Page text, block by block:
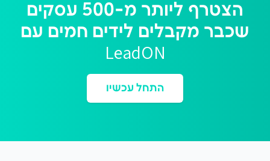
הצטרף ליותר מ-500 עסקים
שכבר מקבלים לידים חמים עם
LeadON
התחל עכשיו